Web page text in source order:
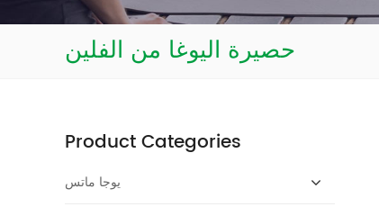
حصيرة اليوغا من الفلين
Product Categories
يوجا ماتس